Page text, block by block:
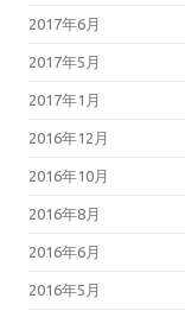
2017年6月
2017年5月
2017年1月
2016年12月
2016年10月
2016年8月
2016年6月
2016年5月